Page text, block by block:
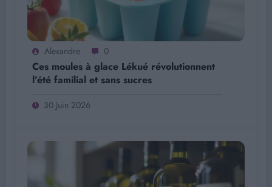
Alexandre 0
Ces moules à glace Lékué révolutionnent
l’été familial et sans sucres
30 Juin 2026